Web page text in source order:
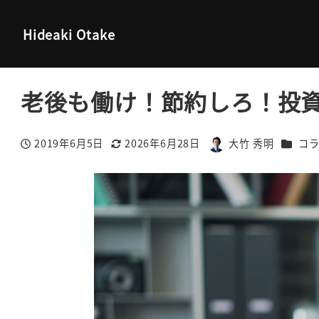
Hideaki Otake
老後も働け！節約しろ！投
投稿日
2019年6月5日
更新日
2026年6月28日
著
大竹 秀明 カテゴ
コ